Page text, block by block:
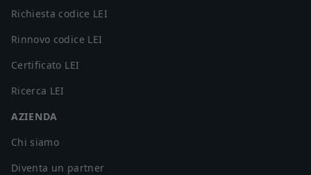
Richiesta codice LEI
Rinnovo codice LEI
Certificato LEI
Ricerca LEI
AZIENDA
Chi siamo
Diventa un partner